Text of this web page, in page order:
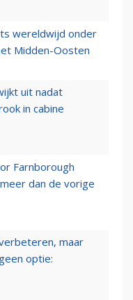
wereldwijd onder
Midden-Oosten
uit nadat
in cabine
Farnborough
dan de vorige
maar
optie: